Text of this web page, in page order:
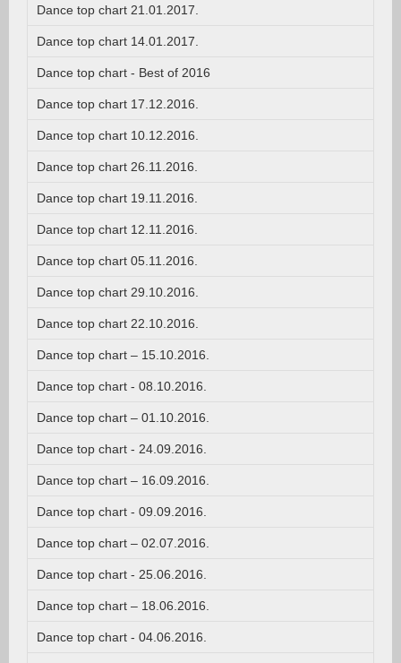
Dance top chart 21.01.2017.
Dance top chart 14.01.2017.
Dance top chart - Best of 2016
Dance top chart 17.12.2016.
Dance top chart 10.12.2016.
Dance top chart 26.11.2016.
Dance top chart 19.11.2016.
Dance top chart 12.11.2016.
Dance top chart 05.11.2016.
Dance top chart 29.10.2016.
Dance top chart 22.10.2016.
Dance top chart – 15.10.2016.
Dance top chart - 08.10.2016.
Dance top chart – 01.10.2016.
Dance top chart - 24.09.2016.
Dance top chart – 16.09.2016.
Dance top chart - 09.09.2016.
Dance top chart – 02.07.2016.
Dance top chart - 25.06.2016.
Dance top chart – 18.06.2016.
Dance top chart - 04.06.2016.